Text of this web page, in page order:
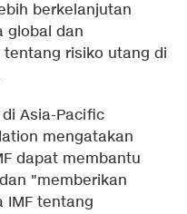
berkelanjutan
global dan
risiko utang di
Asia-Pacific
mengatakan
dapat membantu
"memberikan
IMF tentang